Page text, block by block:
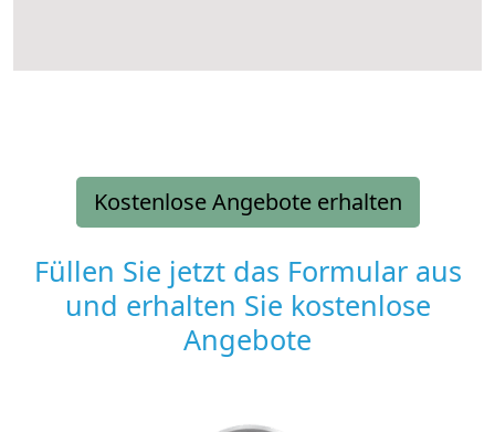
Kostenlose Angebote erhalten
Füllen Sie jetzt das Formular aus
und erhalten Sie kostenlose
Angebote